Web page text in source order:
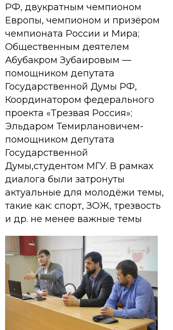
РФ, двукратным чемпионом
Европы, чемпионом и призёром
чемпионата России и Мира;
Общественным деятелем
Абубакром Зубаировым —
помощником депутата
Государственной Думы РФ,
Координатором федерального
проекта «Трезвая Россия»;
Эльдаром Темирлановичем-
помощником депутата
Государственной
Думы,студентом МГУ. В рамках
диалога были затронуты
актуальные для молодёжи темы,
такие как: спорт, ЗОЖ, трезвость
и др. не менее важные темы